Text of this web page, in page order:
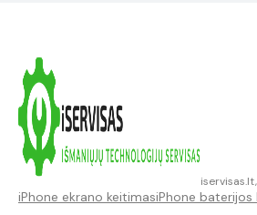
iPhone ekrano keitimasiPhone baterijos